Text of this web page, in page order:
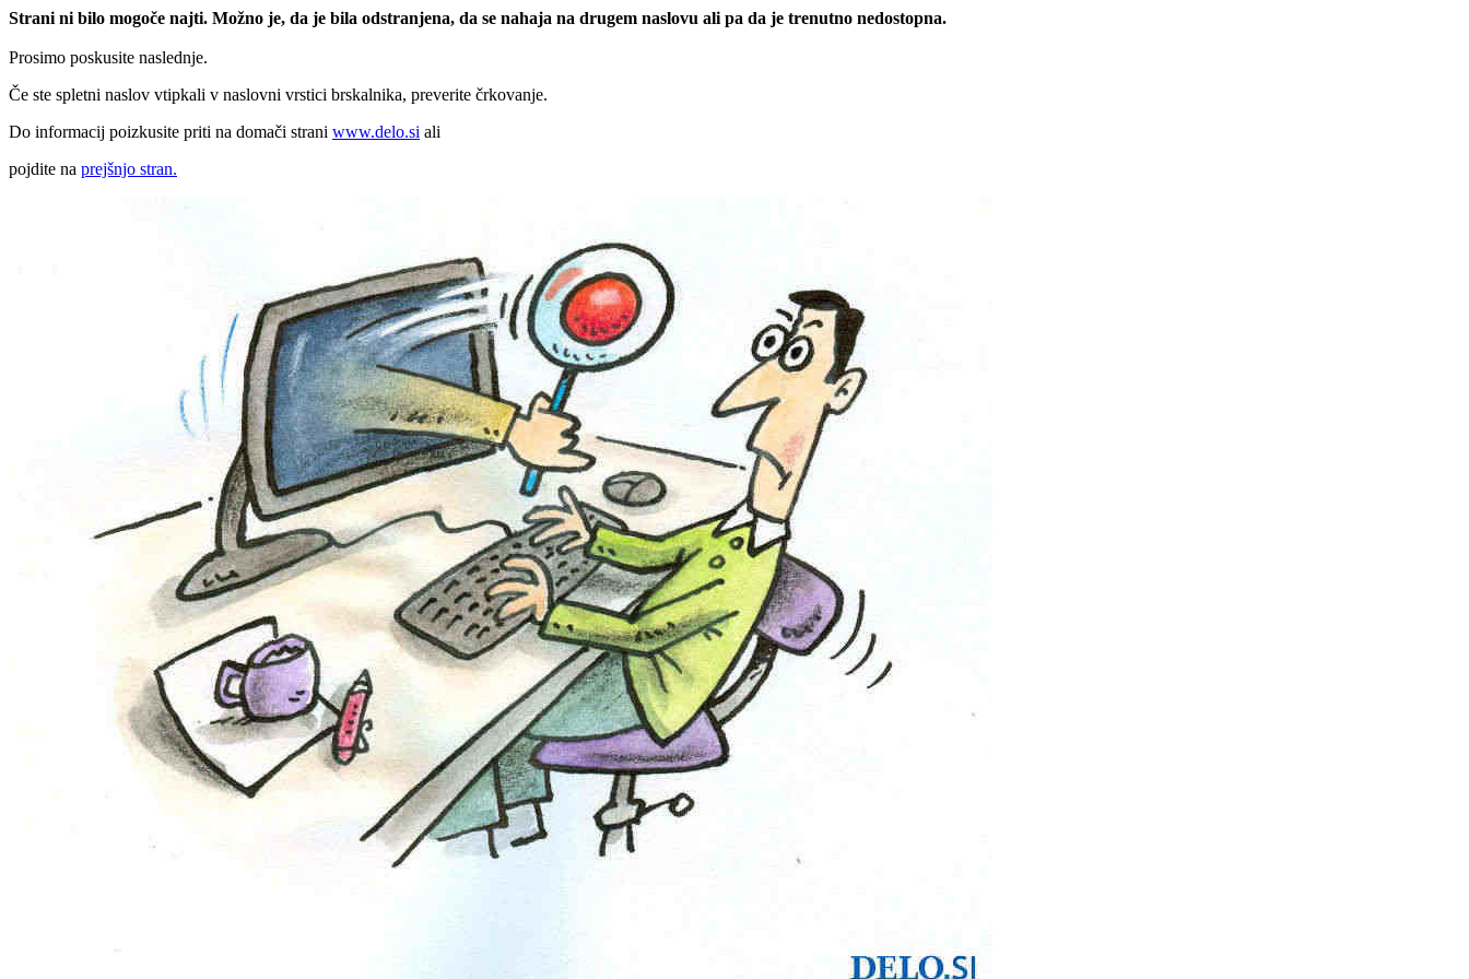
Strani ni bilo mogoče najti. Možno je, da je bila odstranjena, da se nahaja na drugem naslovu ali pa da je trenutno nedostopna.
Prosimo poskusite naslednje.
Če ste spletni naslov vtipkali v naslovni vrstici brskalnika, preverite črkovanje.
Do informacij poizkusite priti na domači strani www.delo.si ali
pojdite na prejšnjo stran.